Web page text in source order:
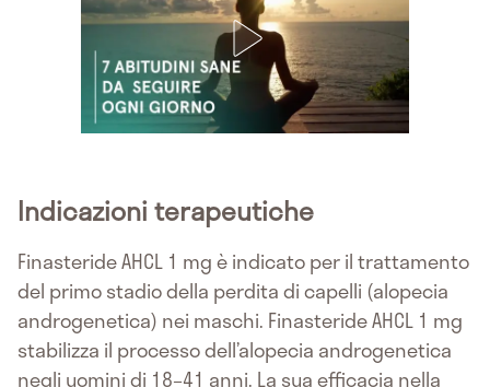
Indicazioni terapeutiche
Finasteride AHCL 1 mg è indicato per il trattamento
del primo stadio della perdita di capelli (alopecia
androgenetica) nei maschi. Finasteride AHCL 1 mg
stabilizza il processo dell’alopecia androgenetica
negli uomini di 18–41 anni. La sua efficacia nella